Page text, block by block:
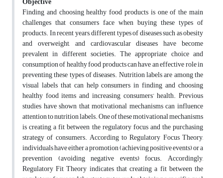
Finding and choosing healthy food products is one of the main
challenges that consumers face when buying these types of
products. In recent years, different types of diseases such as obesity
and overweight, and cardiovascular diseases have become
prevalent in different societies. The appropriate choice and
consumption of healthy food products can have an effective role in
preventing these types of diseases. Nutrition labels are among the
visual labels that can help consumers in finding and choosing
healthy food items and increasing consumers’ health. Previous
studies have shown that motivational mechanisms can influence
attention to nutrition labels. One of these motivational mechanisms
is creating a fit between the regulatory focus and the purchasing
strategy of consumers. According to Regulatory Focus Theory,
individuals have either a promotion (achieving positive events) or a
prevention (avoiding negative events) focus. Accordingly,
Regulatory Fit Theory indicates that creating a fit between the